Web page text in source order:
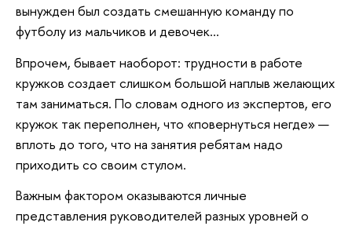
вынужден был создать смешанную команду по
футболу из мальчиков и девочек…
Впрочем, бывает наоборот: трудности в работе
кружков создает слишком большой наплыв желающих
там заниматься. По словам одного из экспертов, его
кружок так переполнен, что «повернуться негде» —
вплоть до того, что на занятия ребятам надо
приходить со своим стулом.
Важным фактором оказываются личные
представления руководителей разных уровней о